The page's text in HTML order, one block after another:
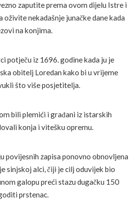
zaputite prema ovom dijelu Istre i
oživite nekadašnje junačke dane kada
na konjima.
potječu iz 1696. godine kada ju je
obitelj Loredan kako bi u vrijeme
što više posjetitelja.
bili plemići i građani iz istarskih
konja i vitešku opremu.
povijesnih zapisa ponovno obnovljena
sinjskoj alci, čiji je cilj oduvijek bio
galopu preći stazu dugačku 150
prstenac.